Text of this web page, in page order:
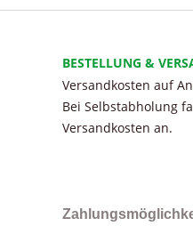
BESTELLUNG &
Versandkosten auf
Bei Selbstabholung
Versandkosten an.